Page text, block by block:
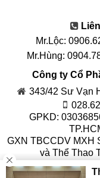
Mr.Lộc:
Mr.Hùng:
Công ty Cổ
343/42 Sư Vạn
GPKD:
GXN TBCCDV MXH
và Thể Thao
Chịu trách nhiệm nội